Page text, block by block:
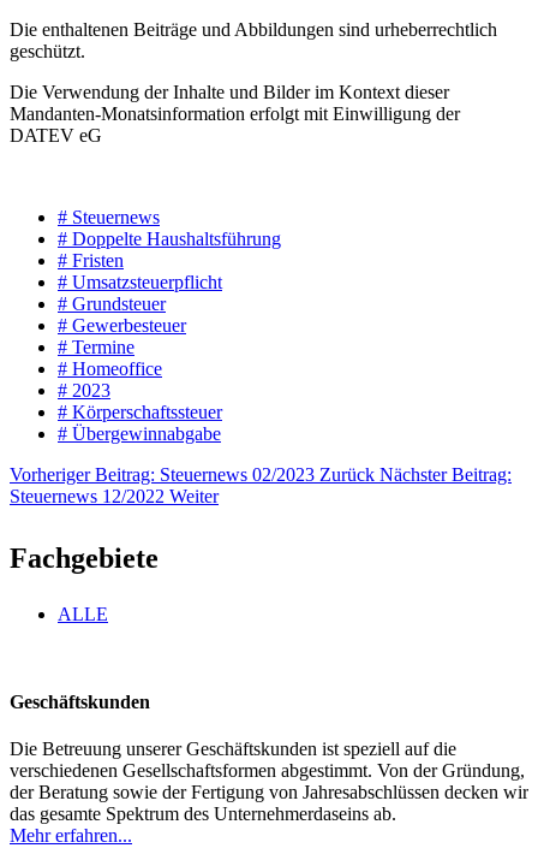
Die enthaltenen Beiträge und Abbildungen sind urheberrechtlich
geschützt.
Die Verwendung der Inhalte und Bilder im Kontext dieser
Mandanten-Monatsinformation erfolgt mit Einwilligung der
DATEV eG
# Steuernews
# Doppelte Haushaltsführung
# Fristen
# Umsatzsteuerpflicht
# Grundsteuer
# Gewerbesteuer
# Termine
# Homeoffice
# 2023
# Körperschaftssteuer
# Übergewinnabgabe
Vorheriger Beitrag: Steuernews 02/2023 Zurück Nächster Beitrag:
Steuernews 12/2022 Weiter
Fachgebiete
ALLE
Geschäftskunden
Die Betreuung unserer Geschäftskunden ist speziell auf die
verschiedenen Gesellschaftsformen abgestimmt. Von der Gründung,
der Beratung sowie der Fertigung von Jahresabschlüssen decken wir
das gesamte Spektrum des Unternehmerdaseins ab.
Mehr erfahren...